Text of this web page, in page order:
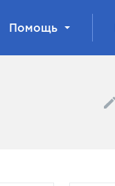
Помощь